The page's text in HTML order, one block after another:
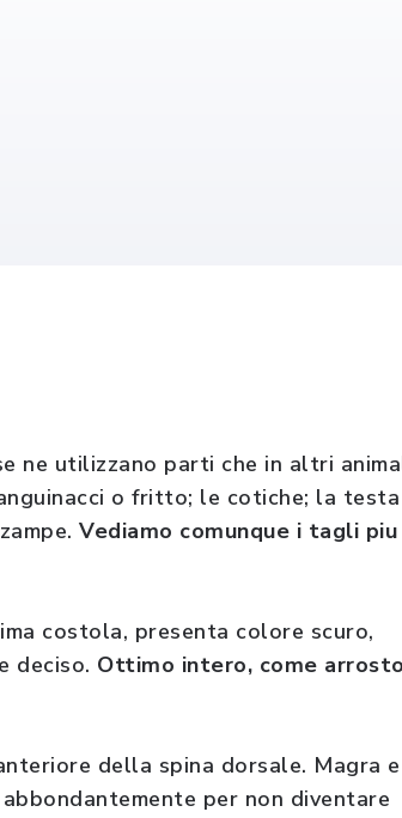
ne utilizzano parti che in altri
o fritto; le cotiche; la testa
Vediamo comunque i tagli piu
costola, presenta colore scuro,
deciso. Ottimo intero, come
della spina dorsale. Magra e
per non diventare